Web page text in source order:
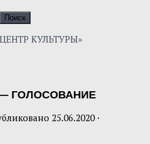
ГОЛОСОВАНИЕ
25.06.2020·